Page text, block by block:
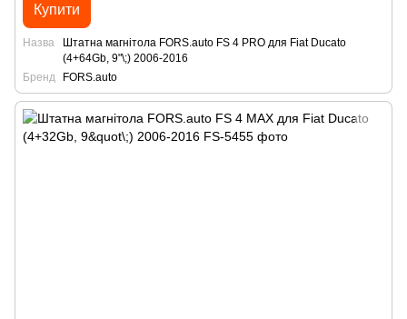
Купити
Назва
Штатна магнітола FORS.auto FS 4 PRO для Fiat Ducato
(4+64Gb, 9"\;) 2006-2016
Бренд
FORS.auto